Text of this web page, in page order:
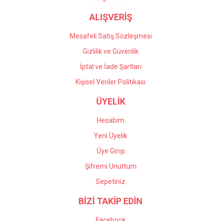
ALIŞVERİŞ
Mesafeli Satış Sözleşmesi
Gizlilik ve Güvenlik
İptal ve İade Şartları
Kişisel Veriler Politikası
ÜYELİK
Hesabım
Yeni Üyelik
Üye Girişi
Şifremi Unuttum
Sepetiniz
BİZİ TAKİP EDİN